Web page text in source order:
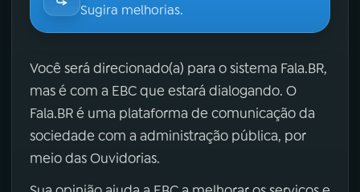
Sugira melhorias.
Você será direcionado(a) para o sistema Fala.BR,
mas é com a EBC que estará dialogando. O
Fala.BR é uma plataforma de comunicação da
sociedade com a administração pública, por
meio das Ouvidorias.